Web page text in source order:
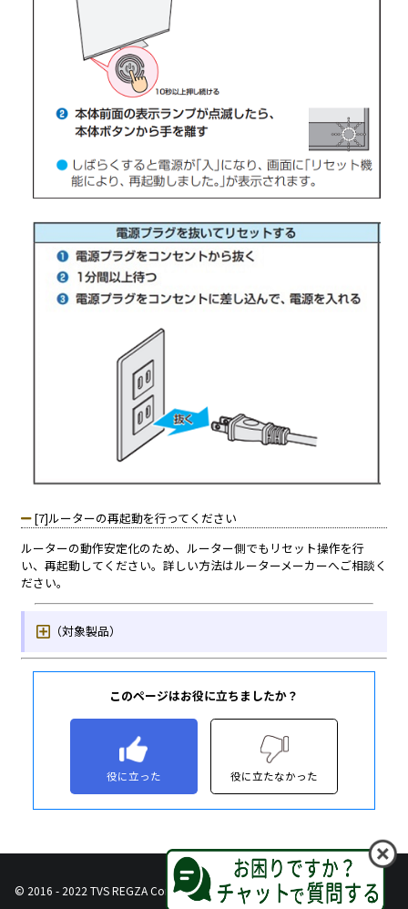
このページはお役に立ちましたか？
役に立った 役に立たなかった
© 2016 - 2022 TVS REGZA Corporation, All Rights Reserved.